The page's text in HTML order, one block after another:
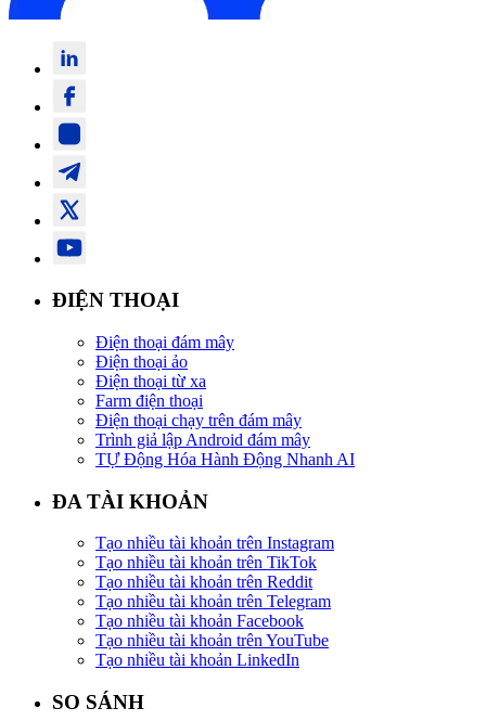
ĐIỆN THOẠI
Điện thoại đám mây
Điện thoại ảo
Điện thoại từ xa
Farm điện thoại
Điện thoại chạy trên đám mây
Trình giả lập Android đám mây
TỰ Động Hóa Hành Động Nhanh AI
ĐA TÀI KHOẢN
Tạo nhiều tài khoản trên Instagram
Tạo nhiều tài khoản trên TikTok
Tạo nhiều tài khoản trên Reddit
Tạo nhiều tài khoản trên Telegram
Tạo nhiều tài khoản Facebook
Tạo nhiều tài khoản trên YouTube
Tạo nhiều tài khoản LinkedIn
SO SÁNH